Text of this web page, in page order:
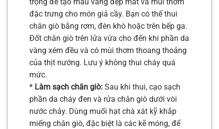
đặc trưng cho món giả cầy. Bạn có thể thui
chân giò bằng rơm, đèn khò hoặc trên bếp ga.
Đốt chân giò trên lửa vừa cho đến khi phần da
vàng xém đều và có mùi thơm thoang thoảng
của thịt nướng. Lưu ý không thui cháy quá
mức.
* Làm sạch chân giò: Sau khi thui, cạo sạch
phần da cháy đen và rửa chân giò dưới vòi
nước chảy. Dùng muối hạt chà xát kỹ khắp
miếng chân giò, đặc biệt là các kẽ móng, để